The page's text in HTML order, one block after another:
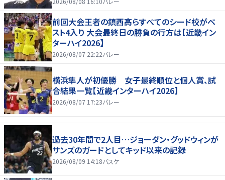
前回大会王者の鎮西高らすべてのシード校がベ
スト4入り 大会最終日の勝負の行方は【近畿イン
ターハイ2026】
2026/08/07 22:22バレー
横浜隼人が初優勝 女子最終順位と個人賞、試
合結果一覧【近畿インターハイ2026】
2026/08/07 17:23バレー
過去30年間で2人目…ジョーダン・グッドウィンが
サンズのガードとしてキッド以来の記録
2026/08/09 14:18バスケ